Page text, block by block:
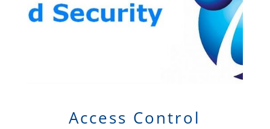
Access Control